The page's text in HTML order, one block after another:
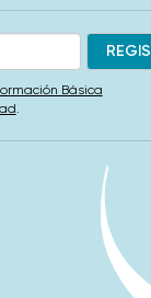
Básica
.